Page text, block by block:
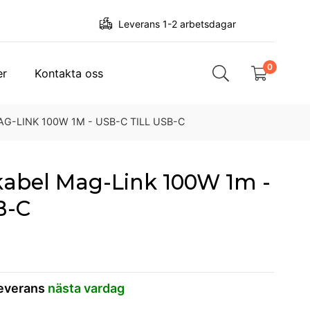
Leverans 1-2 arbetsdagar
Kontakta oss 0
LINK 100W 1M - USB-C TILL USB-C
Mag-Link 100W 1m -
C
nästa vardag